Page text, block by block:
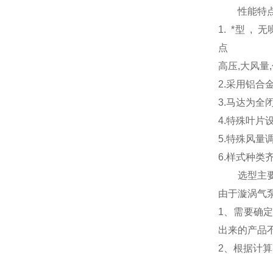
性能特
1. *型 , 无
点
高压,大风量
2.采用铝合
3.马达为全
4.特殊叶片
5.特殊风量
6.样式种类
选型主
由于漩涡气
1、需要确
出来的产品
2、根据计